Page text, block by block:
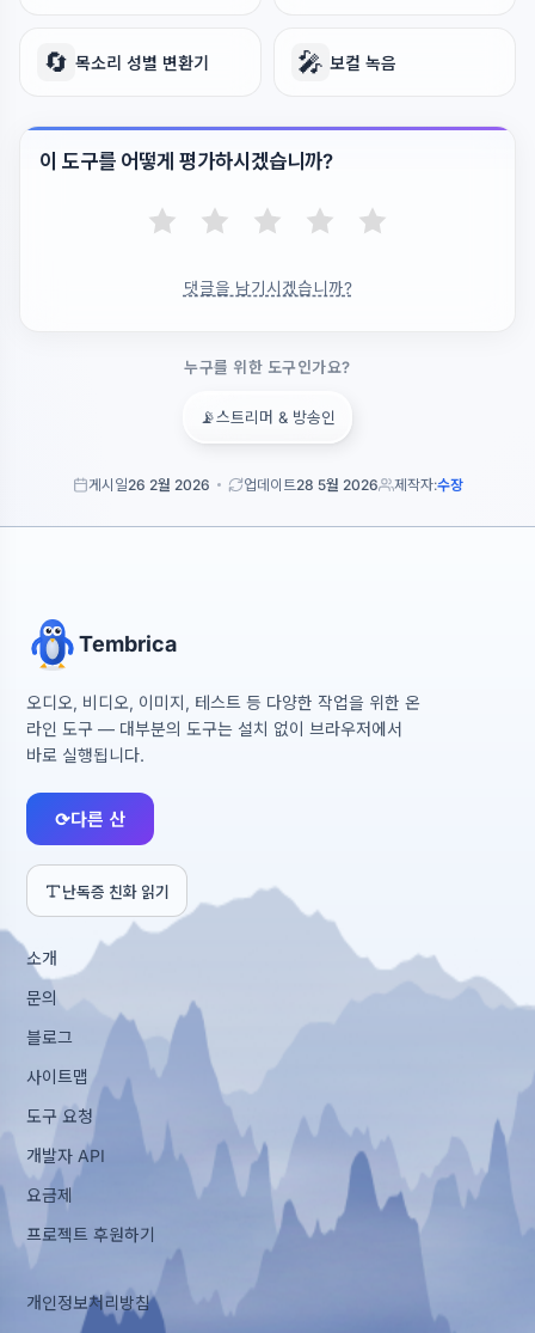
🔄 목소리 성별 변환기 🎤 보컬 녹음
이 도구를 어떻게 평가하시겠습니까?
댓글을 남기시겠습니까?
누구를 위한 도구인가요?
📡스트리머 & 방송인
게시일26 2월 2026 업데이트28 5월 2026 제작자:수장
Tembrica
오디오, 비디오, 이미지, 테스트 등 다양한 작업을 위한 온
라인 도구 — 대부분의 도구는 설치 없이 브라우저에서
바로 실행됩니다.
⟳다른 산
난독증 친화 읽기
소개
문의
블로그
사이트맵
도구 요청
개발자 API
요금제
프로젝트 후원하기
개인정보처리방침